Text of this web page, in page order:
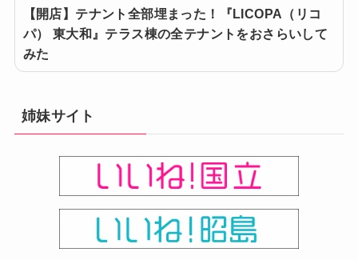
【開店】テナント全部埋まった！『LICOPA（リコ
パ） 東大和』テラス棟の全テナントをおさらいして
みた
姉妹サイト